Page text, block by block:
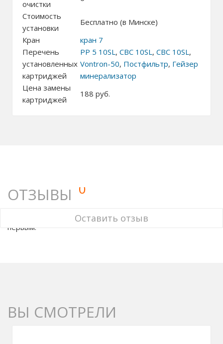
очистки
Стоимость
установки
Бесплатно (в Минске)
Кран
кран 7
Перечень
установленных
картриджей
PP 5 10SL, СВС 10SL, СВС 10SL,
Vontron-50, Постфильтр, Гейзер
минерализатор
Цена замены
картриджей
188 руб.
ОТЗЫВЫ 0
Оставить отзыв
У этого товара нет ни одного отзыва. Вы можете стать
первым.
ВЫ СМОТРЕЛИ